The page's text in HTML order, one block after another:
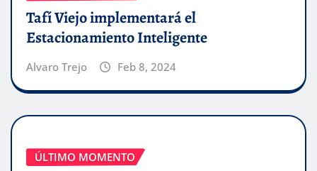
Tafí Viejo implementará el
Estacionamiento Inteligente
Alvaro Trejo Feb 8, 2024
ÚLTIMO MOMENTO